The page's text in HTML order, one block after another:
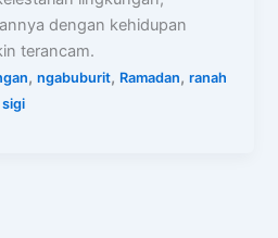
dengan kehidupan
terancam.
,ngabuburit, Ramadan,ranah
sigi